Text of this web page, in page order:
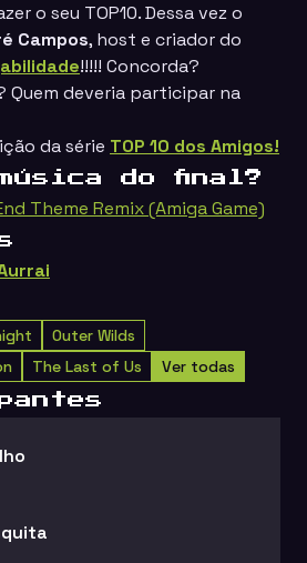
o seu TOP10. Dessa vez o
Campos, host e criador do
!!!!! Concorda?
Quem deveria participar na
da série TOP 10 dos Amigos!
do final?
Theme Remix (Amiga Game)
Outer Wilds
The Last of Us Ver todas